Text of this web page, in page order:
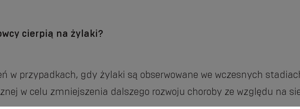
cierpią na żylaki?
w przypadkach, gdy żylaki są obserwowane we wczesnych
w celu zmniejszenia dalszego rozwoju choroby ze względu na